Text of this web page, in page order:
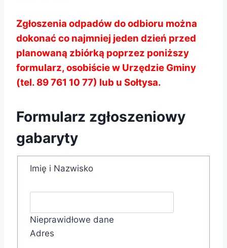
Zgłoszenia odpadów do odbioru można
dokonać co najmniej jeden dzień przed
planowaną zbiórką poprzez poniższy
formularz, osobiście w Urzędzie Gminy
(tel. 89 761 10 77) lub u Sołtysa.
Formularz zgłoszeniowy
gabaryty
Imię i Nazwisko
Nieprawidłowe dane
Adres